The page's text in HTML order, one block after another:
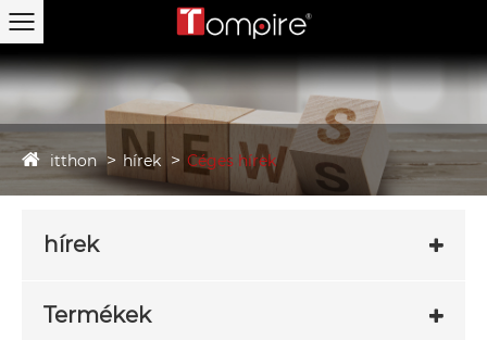
itthon hírek Céges hírek
hírek
Termékek